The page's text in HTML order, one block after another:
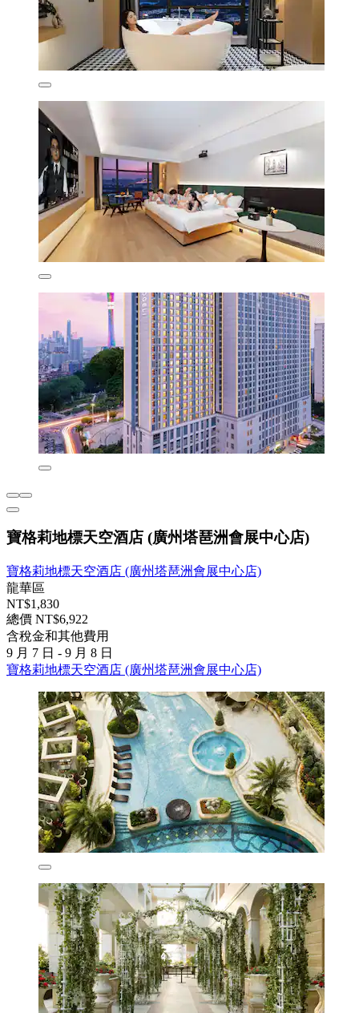
寶格莉地標天空酒店 (廣州塔琶洲會展中心店)
寶格莉地標天空酒店 (廣州塔琶洲會展中心店)
龍華區
NT$1,830
總價 NT$6,922
含稅金和其他費用
9 月 7 日 - 9 月 8 日
寶格莉地標天空酒店 (廣州塔琶洲會展中心店)